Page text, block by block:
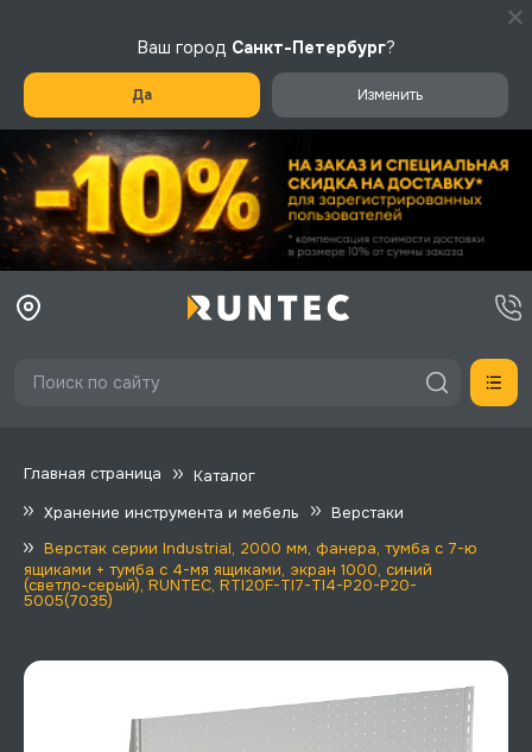
Ваш город Санкт-Петербург?
Да Изменить
Главная страница
Каталог
Хранение инструмента и мебель
Верстаки
Верстак серии Industrial, 2000 мм, фанера, тумба с 7-ю
ящиками + тумба с 4-мя ящиками, экран 1000, синий
(светло-серый), RUNTEC, RTI20F-TI7-TI4-P20-P20-
5005(7035)